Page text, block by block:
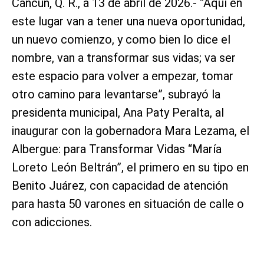
este lugar van a tener una nueva oportunidad,
un nuevo comienzo, y como bien lo dice el
nombre, van a transformar sus vidas; va ser
este espacio para volver a empezar, tomar
otro camino para levantarse”, subrayó la
presidenta municipal, Ana Paty Peralta, al
inaugurar con la gobernadora Mara Lezama, el
Albergue: para Transformar Vidas “María
Loreto León Beltrán”, el primero en su tipo en
Benito Juárez, con capacidad de atención
para hasta 50 varones en situación de calle o
con adicciones.